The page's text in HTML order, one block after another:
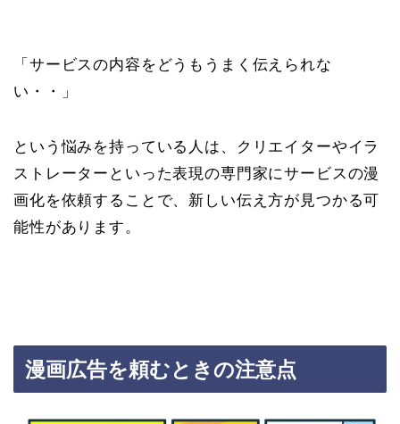
「サービスの内容をどうもうまく伝えられな
い・・」
という悩みを持っている人は、クリエイターやイラ
ストレーターといった表現の専門家にサービスの漫
画化を依頼することで、新しい伝え方が見つかる可
能性があります。
漫画広告を頼むときの注意点